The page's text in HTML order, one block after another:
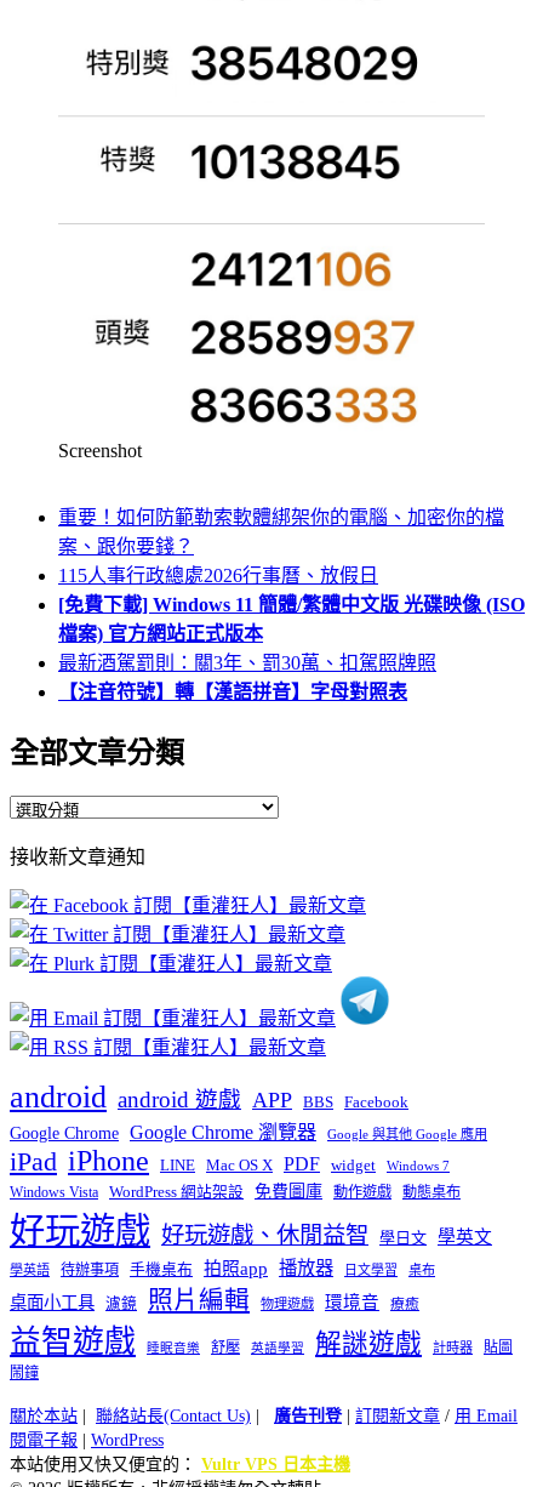
Screenshot
重要！如何防範勒索軟體綁架你的電腦、加密你的檔
案、跟你要錢？
115人事行政總處2026行事曆、放假日
[免費下載] Windows 11 簡體/繁體中文版 光碟映像 (ISO
檔案) 官方網站正式版本
最新酒駕罰則：關3年、罰30萬、扣駕照牌照
【注音符號】轉【漢語拼音】字母對照表
全部文章分類
全
文
章
分
類
接收新文章通知
android android 遊戲 APP BBS Facebook
Google Chrome Google Chrome 瀏覽器 Google 與其他 Google 應用
iPad iPhone LINE Mac OS X PDF widget Windows 7
Windows Vista WordPress 網站架設 免費圖庫 動作遊戲 動態桌布
好玩遊戲 好玩遊戲、休閒益智 學日文 學英文
學英語 待辦事項 手機桌布 拍照app 播放器 日文學習 桌布
桌面小工具 濾鏡 照片編輯 物理遊戲 環境音 療癒
益智遊戲 睡眠音樂 舒壓 英語學習 解謎遊戲 計時器
貼圖
鬧鐘
關於本站 聯絡站長(Contact Us) 廣告刊登| 訂閱新文章 / 用 Email
閱電子報
WordPress
本站使用又快又便宜的： Vultr VPS 日本主機